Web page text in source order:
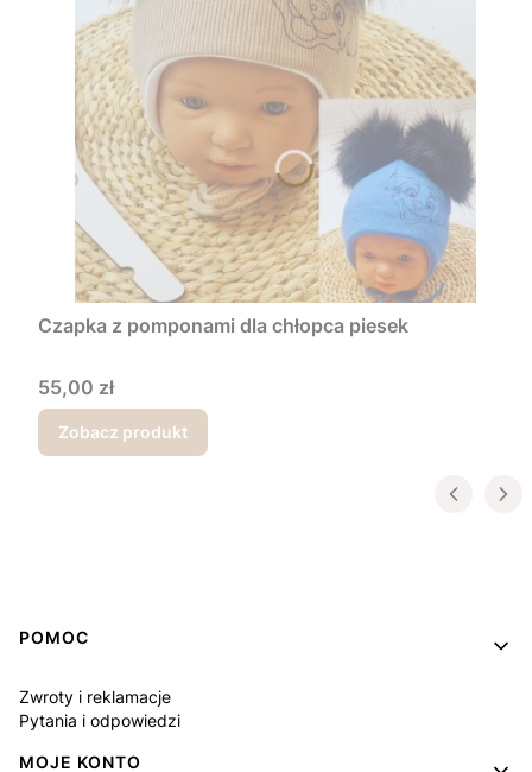
Czapka z pomponami dla chłopca piesek
Cena
55,00 zł
Zobacz produkt
Linki w stopce
POMOC
Zwroty i reklamacje
Pytania i odpowiedzi
MOJE KONTO